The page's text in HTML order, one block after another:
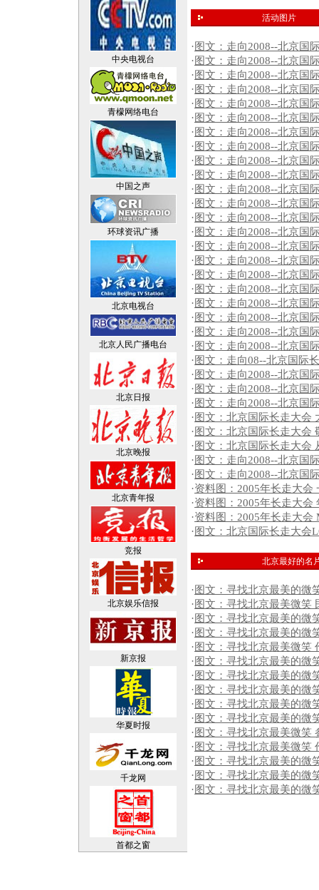
中央电视台
青檬网络电台
中国之声
环球资讯广播
北京电视台
北京人民广播电台
北京日报
北京晚报
北京青年报
竞报
北京娱乐信报
新京报
华夏时报
千龙网
首都之窗
活动图片
· 图文：走向2008--北京国
· 图文：走向2008--北京国
· 图文：走向2008--北京国
· 图文：走向2008--北京国
· 图文：走向2008--北京国
· 图文：走向2008--北京国
· 图文：走向2008--北京国
· 图文：走向2008--北京国
· 图文：走向2008--北京国
· 图文：走向2008--北京国
· 图文：走向2008--北京国
· 图文：走向2008--北京国
· 图文：走向2008--北京国
· 图文：走向2008--北京国
· 图文：走向2008--北京国
· 图文：走向2008--北京国
· 图文：走向2008--北京国
· 图文：走向2008--北京国
· 图文：走向2008--北京国
· 图文：走向2008--北京国
· 图文：走向2008--北京国
· 图文：走向2008--北京国
· 图文：走向08--北京国际
· 图文：走向2008--北京国
· 图文：走向2008--北京国
· 图文：走向2008--北京国
· 图文：北京国际长走大会
· 图文：北京国际长走大会
· 图文：北京国际长走大会
· 图文：走向2008--北京国
· 图文：走向2008--北京国
·资料图：2005年长走大会
·资料图：2005年长走大会
·资料图：2005年长走大会
· 图文：北京国际长走大会
北京最好的名
· 图文：寻找北京最美的微
· 图文：寻找北京最美微笑
· 图文：寻找北京最美的微
· 图文：寻找北京最美的微
· 图文：寻找北京最美微笑
· 图文：寻找北京最美的微
· 图文：寻找北京最美的微
· 图文：寻找北京最美的微
· 图文：寻找北京最美的微
· 图文：寻找北京最美的微
· 图文：寻找北京最美微笑
· 图文：寻找北京最美微笑
· 图文：寻找北京最美的微
· 图文：寻找北京最美的微
· 图文：寻找北京最美的微